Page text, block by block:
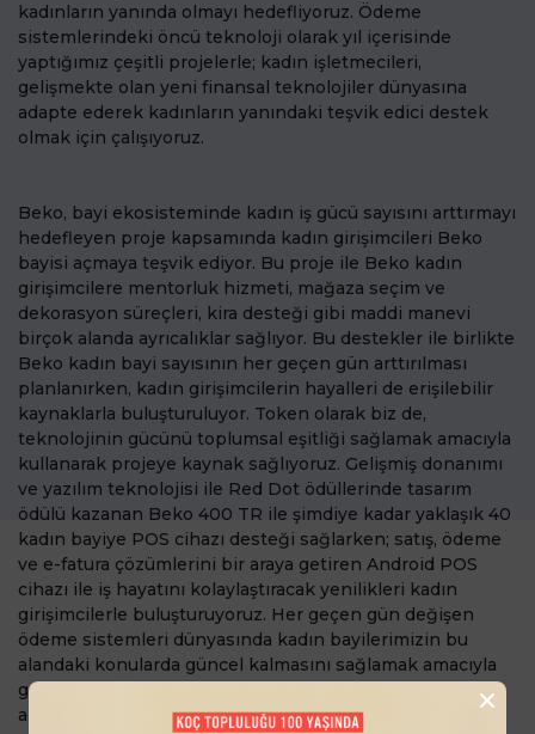
kadınların yanında olmayı hedefliyoruz. Ödeme
sistemlerindeki öncü teknoloji olarak yıl içerisinde
yaptığımız çeşitli projelerle; kadın işletmecileri,
gelişmekte olan yeni finansal teknolojiler dünyasına
adapte ederek kadınların yanındaki teşvik edici destek
olmak için çalışıyoruz.
Beko, bayi ekosisteminde kadın iş gücü sayısını arttırmayı
hedefleyen proje kapsamında kadın girişimcileri Beko
bayisi açmaya teşvik ediyor. Bu proje ile Beko kadın
girişimcilere mentorluk hizmeti, mağaza seçim ve
dekorasyon süreçleri, kira desteği gibi maddi manevi
birçok alanda ayrıcalıklar sağlıyor. Bu destekler ile birlikte
Beko kadın bayi sayısının her geçen gün arttırılması
planlanırken, kadın girişimcilerin hayalleri de erişilebilir
kaynaklarla buluşturuluyor. Token olarak biz de,
teknolojinin gücünü toplumsal eşitliği sağlamak amacıyla
kullanarak projeye kaynak sağlıyoruz. Gelişmiş donanımı
ve yazılım teknolojisi ile Red Dot ödüllerinde tasarım
ödülü kazanan Beko 400 TR ile şimdiye kadar yaklaşık 40
kadın bayiye POS cihazı desteği sağlarken; satış, ödeme
ve e-fatura çözümlerini bir araya getiren Android POS
cihazı ile iş hayatını kolaylaştıracak yenilikleri kadın
girişimcilerle buluşturuyoruz. Her geçen gün değişen
ödeme sistemleri dünyasında kadın bayilerimizin bu
alandaki konularda güncel kalmasını sağlamak amacıyla
geleceğin öne çıkan trendlerinden Finansal Teknolojiler
alanında eğitim desteği sağlıyoruz.